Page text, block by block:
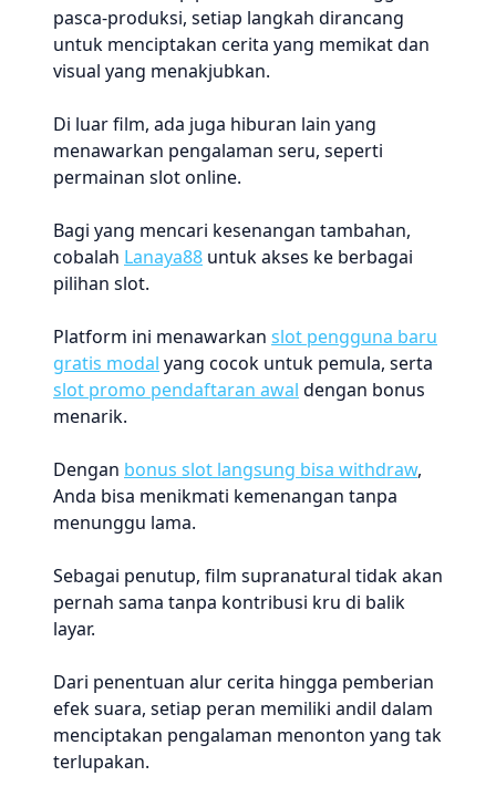
pasca-produksi, setiap langkah dirancang
untuk menciptakan cerita yang memikat dan
visual yang menakjubkan.
Di luar film, ada juga hiburan lain yang
menawarkan pengalaman seru, seperti
permainan slot online.
Bagi yang mencari kesenangan tambahan,
cobalah Lanaya88 untuk akses ke berbagai
pilihan slot.
Platform ini menawarkan slot pengguna baru
gratis modal yang cocok untuk pemula, serta
slot promo pendaftaran awal dengan bonus
menarik.
Dengan bonus slot langsung bisa withdraw,
Anda bisa menikmati kemenangan tanpa
menunggu lama.
Sebagai penutup, film supranatural tidak akan
pernah sama tanpa kontribusi kru di balik
layar.
Dari penentuan alur cerita hingga pemberian
efek suara, setiap peran memiliki andil dalam
menciptakan pengalaman menonton yang tak
terlupakan.